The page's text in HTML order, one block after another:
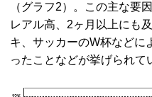
（グラフ2）。この主な要
レアル高、2ヶ月以上にも
キ、サッカーのW杯などに
ったことなどが挙げられて